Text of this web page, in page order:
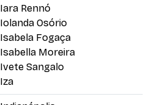
Iara Rennó
Iolanda Osório
Isabela Fogaça
Isabella Moreira
Ivete Sangalo
Iza